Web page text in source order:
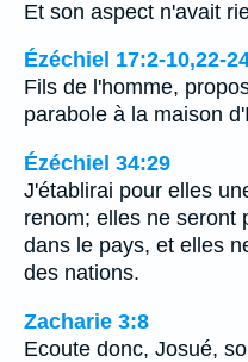
Et son aspect n'avait
Ézéchiel 17:2-10,22-
Fils de l'homme,
parabole à la maison
Ézéchiel 34:29
J'établirai pour elles
renom; elles ne seront
dans le pays, et elles
des nations.
Zacharie 3:8
Ecoute donc, Josué,